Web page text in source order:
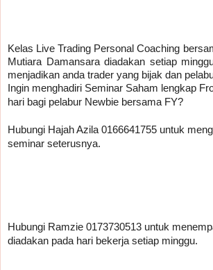
Kelas Live Trading Personal Coaching
Mutiara Damansara diadakan setiap
menjadikan anda trader yang bijak dan
Ingin menghadiri Seminar Saham lengkap
hari bagi pelabur Newbie bersama FY?
Hubungi Hajah Azila 0166641755 untuk
seminar seterusnya.
Hubungi Ramzie 0173730513 untuk
diadakan pada hari bekerja setiap minggu.